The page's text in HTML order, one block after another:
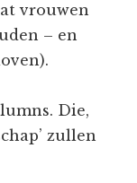
vrouwen
– en
Die,
zullen